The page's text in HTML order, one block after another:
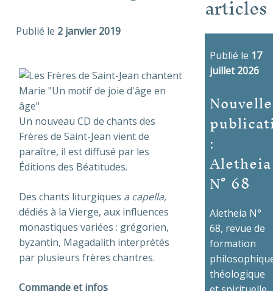
Publié le 2 janvier 2019
Un nouveau CD de chants des
Frères de Saint-Jean vient de
paraître, il est diffusé par les
Éditions des Béatitudes.
Des chants liturgiques a capella,
dédiés à la Vierge, aux influences
monastiques variées : grégorien,
byzantin, Magadalith interprétés
par plusieurs frères chantres.
Commande et infos
articles
Publié le 17
juillet 2026
Nouvelle
:
Aletheia
N° 68
Aletheia N°
68, revue de
formation
théologique